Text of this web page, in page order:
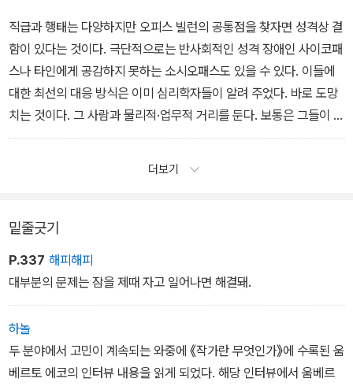
‘3강. 인간관계와 사회생활’에서
직급과 행태는 다양하지만 오피스 빌런의 공통점을 찾자면 성격상 결
함이 있다는 것이다. 극단적으로는 반사회적인 성격 장애인 사이코패
스나 타인에게 공감하지 못하는 소시오패스도 있을 수 있다. 이들에
대한 최선의 대응 방식은 이미 심리학자들이 알려 주었다. 바로 도망
치는 것이다. 그 사람과 물리적·업무적 거리를 둔다. 보통은 그들이 회
사에서 쫓겨나거나 피해자들이 스스로 조직을 떠난다. 이런 극단적인
한다.
더보기
밑줄긋기
P.337 해피해피
대부분의 문제는 잠을 제때 자고 일어나면 해결돼.
하놀
두 분야에서 고민이 계속되는 와중에 《작가란 무엇인가》에 수록된 움
베르토 에코의 인터뷰 내용을 읽게 되었다. 해당 인터뷰에서 움베르